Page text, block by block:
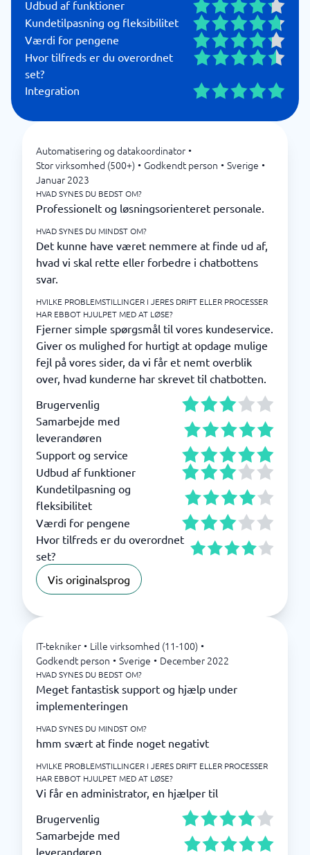
Udbud af funktioner
Kundetilpasning og fleksibilitet
Værdi for pengene
Hvor tilfreds er du overordnet
set?
Integration
Automatisering og datakoordinator •
Stor virksomhed (500+) • Godkendt person • Sverige •
Januar 2023
HVAD SYNES DU BEDST OM?
Professionelt og løsningsorienteret personale.
HVAD SYNES DU MINDST OM?
Det kunne have været nemmere at finde ud af,
hvad vi skal rette eller forbedre i chatbottens
svar.
HVILKE PROBLEMSTILLINGER I JERES DRIFT ELLER PROCESSER
HAR EBBOT HJULPET MED AT LØSE?
Fjerner simple spørgsmål til vores kundeservice.
Giver os mulighed for hurtigt at opdage mulige
fejl på vores sider, da vi får et nemt overblik
over, hvad kunderne har skrevet til chatbotten.
Brugervenlig
Samarbejde med
leverandøren
Support og service
Udbud af funktioner
Kundetilpasning og
fleksibilitet
Værdi for pengene
Hvor tilfreds er du overordnet
set?
Vis originalsprog
IT-tekniker • Lille virksomhed (11-100) •
Godkendt person • Sverige • December 2022
HVAD SYNES DU BEDST OM?
Meget fantastisk support og hjælp under
implementeringen
HVAD SYNES DU MINDST OM?
hmm svært at finde noget negativt
HVILKE PROBLEMSTILLINGER I JERES DRIFT ELLER PROCESSER
HAR EBBOT HJULPET MED AT LØSE?
Vi får en administrator, en hjælper til
Brugervenlig
Samarbejde med
leverandøren